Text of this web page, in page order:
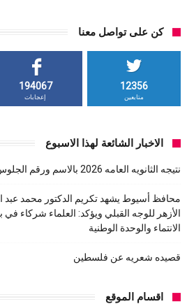
كن على تواصل معنا
12356
متابعين
194067
إعجابات
الاخبار الشائعة لهذا الاسبوع
نتيجه الثانويه العامه 2026 بالاسم ورقم الجلوس
محافظ أسيوط يشهد تكريم الدكتور محمد عبد
الأزهر للوجه القبلي ويؤكد: العلماء شركاء في
الانتماء والوحدة الوطنية
قصيده شعريه عن فلسطين
اقسام الموقع